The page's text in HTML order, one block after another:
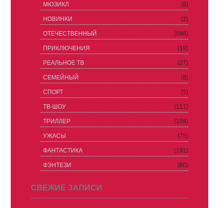
МЮЗИКЛ (8)
НОВИНКИ (2)
ОТЕЧЕСТВЕННЫЙ (588)
ПРИКЛЮЧЕНИЯ (19)
РЕАЛЬНОЕ ТВ (27)
СЕМЕЙНЫЙ (8)
СПОРТ (5)
ТВ-ШОУ (111)
ТРИЛЛЕР (109)
УЖАСЫ (75)
ФАНТАСТИКА (191)
ФЭНТЕЗИ (80)
СВЕЖИЕ ЗАПИСИ